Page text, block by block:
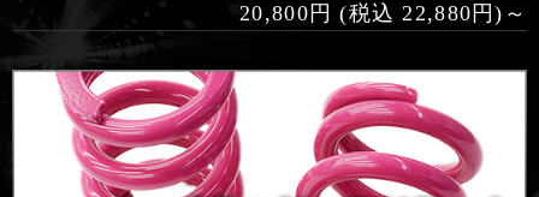
20,800円 (税込 22,880円)～